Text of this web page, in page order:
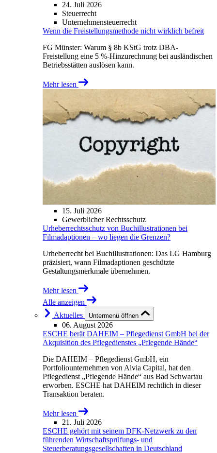
24. Juli 2026
Steuerrecht
Unternehmensteuerrecht
Wenn die Freistellungsmethode nicht wirklich befreit
FG Münster: Warum § 8b KStG trotz DBA-
Freistellung eine 5 %-Hinzurechnung bei ausländischen
Betriebsstätten auslösen kann.
Mehr lesen
15. Juli 2026
Gewerblicher Rechtsschutz
Urheberrechtsschutz von Buchillustrationen bei
Filmadaptionen – wo liegen die Grenzen?
Urheberrecht bei Buchillustrationen: Das LG Hamburg
präzisiert, wann Filmadaptionen geschützte
Gestaltungsmerkmale übernehmen.
Mehr lesen
Alle anzeigen
Aktuelles
Untermenü öffnen
06. August 2026
ESCHE berät DAHEIM – Pflegedienst GmbH bei der
Akquisition des Pflegedienstes „Pflegende Hände“
Die DAHEIM – Pflegedienst GmbH, ein
Portfoliounternehmen von Alvia Capital, hat den
Pflegedienst „Pflegende Hände“ aus Bad Schwartau
erworben. ESCHE hat DAHEIM rechtlich in dieser
Transaktion beraten.
Mehr lesen
21. Juli 2026
ESCHE gehört mit seinem DFK-Netzwerk zu den
führenden Wirtschaftsprüfungs- und
Steuerberatungsgesellschaften in Deutschland